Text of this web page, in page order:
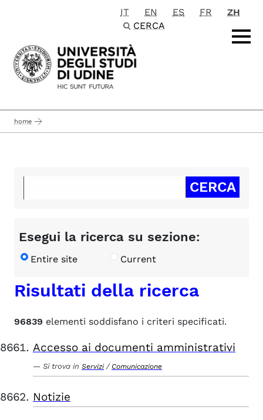
Passa al contenuto principale
IT EN ES FR
ZH
CERCA
home
Esegui la ricerca su sezione:
Entire site Current
Risultati della ricerca
96839 elementi soddisfano i criteri specificati.
Accesso ai documenti amministrativi
Si trova in Servizi / Comunicazione
Notizie